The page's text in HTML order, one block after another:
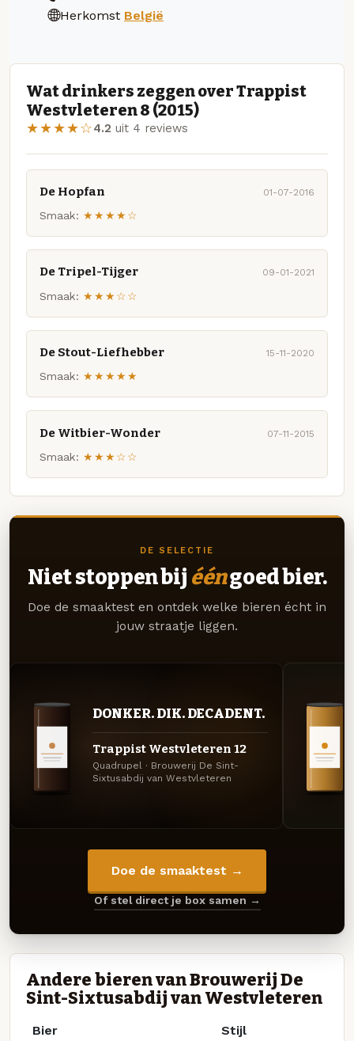
Herkomst België
Wat drinkers zeggen over Trappist
Westvleteren 8 (2015)
★★★★☆4.2 uit 4 reviews
De Hopfan 01-07-2016
Smaak: ★★★★☆
De Tripel-Tijger 09-01-2021
Smaak: ★★★☆☆
De Stout-Liefhebber 15-11-2020
Smaak: ★★★★★
De Witbier-Wonder 07-11-2015
Smaak: ★★★☆☆
DE SELECTIE
Niet stoppen bij ééngoed bier.
Doe de smaaktest en ontdek welke bieren écht in
jouw straatje liggen.
DONKER. DIK. DECADENT.
Trappist Westvleteren 12
Quadrupel · Brouwerij De Sint-
Sixtusabdij van Westvleteren
Doe de smaaktest →
Of stel direct je box samen →
Andere bieren van Brouwerij De
Sint-Sixtusabdij van Westvleteren
Bier Stijl